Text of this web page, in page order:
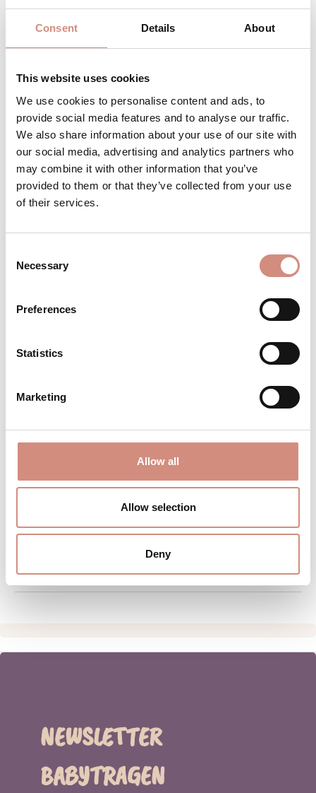
Consent Details About
This website uses cookies
We use cookies to personalise content and ads, to
provide social media features and to analyse our traffic.
We also share information about your use of our site with
our social media, advertising and analytics partners who
may combine it with other information that you’ve
provided to them or that they’ve collected from your use
of their services.
Selection
Necessary
Preferences
Statistics
Marketing
Allow all
Allow selection
Deny
DAS WOHLFÜHLPAKET FÜR DICH UND
DEIN BABY
Kein zusätzlicher Wetterschutz für dein
Baby nötig
Perfekte Passform für deine sich
verändernde Figur
Trage dein Baby unter der Jacke bis zum
BESCHREIBUNG
deinem Leben, deinem Alltag Die
Allrounder Fit ist gemacht für alle Mamas,
MATERIAL
PFLEGEHINWEISE
HERSTELLERANGABEN
NEWSLETTER
BABYTRAGEN